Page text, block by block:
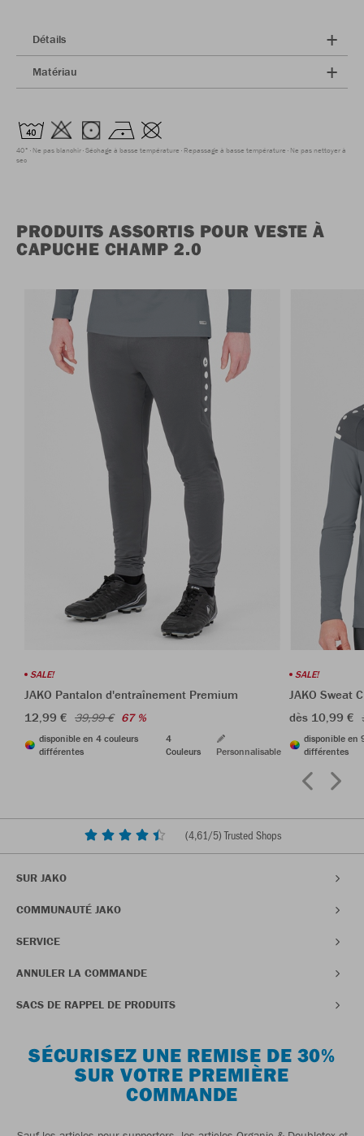
Détails
Matériau
40° Ne pas blanchir Séchage à basse température Repassage à basse température Ne pas nettoyer à
sec
PRODUITS ASSORTIS POUR VESTE À
CAPUCHE CHAMP 2.0
SALE!
JAKO Pantalon d'entraînement Premium
12,99 € 39,99 € 67 %
disponible en 4 couleurs
différentes
4
Couleurs
Personnalisable
SALE!
JAKO Sweat
dès 10,99 €
disponible en
différentes
(4,61/5) Trusted Shops
SUR JAKO
COMMUNAUTÉ JAKO
SERVICE
ANNULER LA COMMANDE
SACS DE RAPPEL DE PRODUITS
SÉCURISEZ UNE REMISE DE 30%
SUR VOTRE PREMIÈRE
COMMANDE